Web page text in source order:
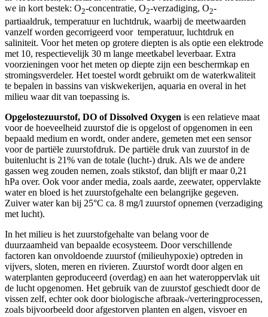
we in kort bestek: O2-concentratie, O2-verzadiging, O2-
partiaaldruk, temperatuur en luchtdruk, waarbij de meetwaarden
vanzelf worden gecorrigeerd voor temperatuur, luchtdruk en
saliniteit. Voor het meten op grotere diepten is als optie een elektrode
met 10, respectievelijk 30 m lange meetkabel leverbaar. Extra
voorzieningen voor het meten op diepte zijn een beschermkap en
stromingsverdeler. Het toestel wordt gebruikt om de waterkwaliteit
te bepalen in bassins van viskwekerijen, aquaria en overal in het
milieu waar dit van toepassing is.
Opgelostezuurstof, DO of Dissolved Oxygen is een relatieve maat
voor de hoeveelheid zuurstof die is opgelost of opgenomen in een
bepaald medium en wordt, onder andere, gemeten met een sensor
voor de partiële zuurstofdruk. De partiële druk van zuurstof in de
buitenlucht is 21% van de totale (lucht-) druk. Als we de andere
gassen weg zouden nemen, zoals stikstof, dan blijft er maar 0,21
hPa over. Ook voor ander media, zoals aarde, zeewater, oppervlakte
water en bloed is het zuurstofgehalte een belangrijke gegeven.
Zuiver water kan bij 25°C ca. 8 mg/l zuurstof opnemen (verzadiging
met lucht).
In het milieu is het zuurstofgehalte van belang voor de
duurzaamheid van bepaalde ecosysteem. Door verschillende
factoren kan onvoldoende zuurstof (milieuhypoxie) optreden in
vijvers, sloten, meren en rivieren. Zuurstof wordt door algen en
waterplanten geproduceerd (overdag) en aan het wateroppervlak uit
de lucht opgenomen. Het gebruik van de zuurstof geschiedt door de
vissen zelf, echter ook door biologische afbraak-/verteringprocessen,
zoals bijvoorbeeld door afgestorven planten en algen, visvoer en